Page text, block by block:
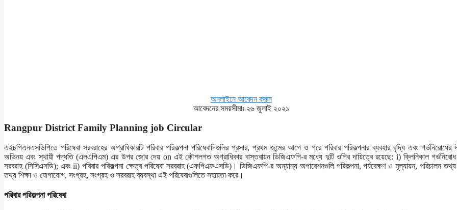
অনলাইনে আবেদন করুন
আবেদনের সময়সীমাঃ ২৬ জুলাই ২০২১
Rangpur District Family Planning job Circular
এইচপিএনএসডিপিতে পরিষেবা সরবরাহের অগ্রাধিকারটি পরিবার পরিকল্পনা পরিষেবাদিগুলির প্রসার, প্রথম জন্মের আগে ও পরে পরিবার পরিকল্পনার ব্যবহার বৃদ্ধি এবং গর্ভনিরোধের
অভিনয় এবং স্থায়ী পদ্ধতি (এলএপিএম) এর উপর জোর দেয় on এই কৌশলগত অগ্রাধিকার বাস্তবায়ন ডিজিএফপি-র মধ্যে দুটি ওপির দায়িত্বে রয়েছে: i) ক্লিনিকাল গর্ভনিরোধ
সরবরাহ (সিসিএসডি); এবং ii) পরিবার পরিকল্পনা ক্ষেত্র পরিষেবা সরবরাহ (এফপিএফএসডি)। ডিজিএফপি-র অন্যান্য অপারেশনগুলি পরিকল্পনা, পর্যবেক্ষণ ও মূল্যায়ন, পরিচালন তথ্য
তথ্য শিক্ষা ও যোগাযোগ, সংগ্রহ, সংগ্রহ ও সরবরাহ ব্যবস্থা এই পরিষেবাগুলিতে সহায়তা করে।
পরিবার পরিকল্পনা পরিষেবা